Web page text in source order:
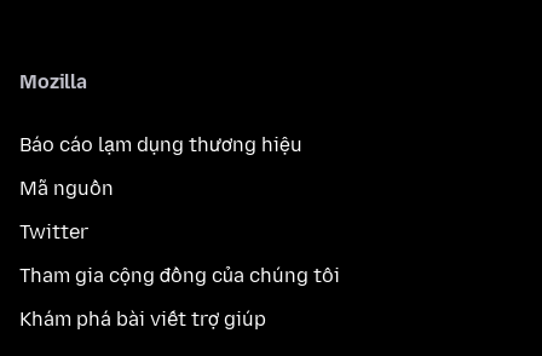
Mozilla
Báo cáo lạm dụng thương hiệu
Mã nguồn
Twitter
Tham gia cộng đồng của chúng tôi
Khám phá bài viết trợ giúp